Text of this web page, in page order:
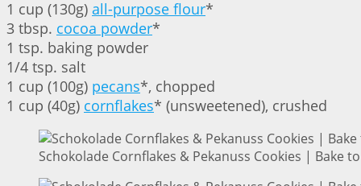
1 cup (130g) all-purpose flour*
3 tbsp. cocoa powder*
1 tsp. baking powder
1/4 tsp. salt
1 cup (100g) pecans*, chopped
1 cup (40g) cornflakes* (unsweetened), crushed
Schokolade Cornflakes & Pekanuss Cookies | Bake